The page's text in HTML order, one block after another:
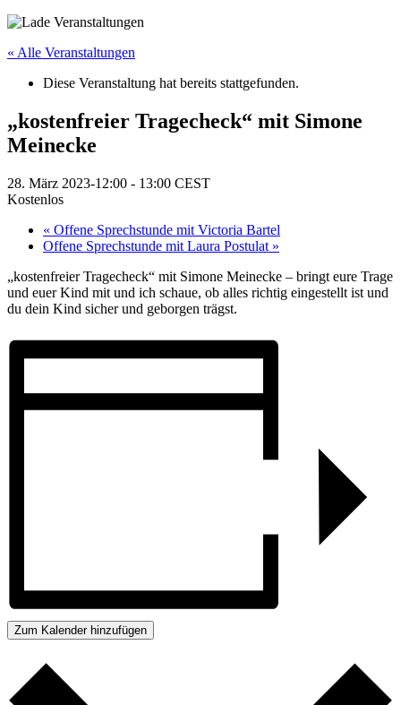
« Alle Veranstaltungen
Diese Veranstaltung hat bereits stattgefunden.
„kostenfreier Tragecheck“ mit Simone
Meinecke
28. März 2023-12:00 - 13:00 CEST
Kostenlos
« Offene Sprechstunde mit Victoria Bartel
Offene Sprechstunde mit Laura Postulat »
„kostenfreier Tragecheck“ mit Simone Meinecke – bringt eure Trage
und euer Kind mit und ich schaue, ob alles richtig eingestellt ist und
du dein Kind sicher und geborgen trägst.
Zum Kalender hinzufügen